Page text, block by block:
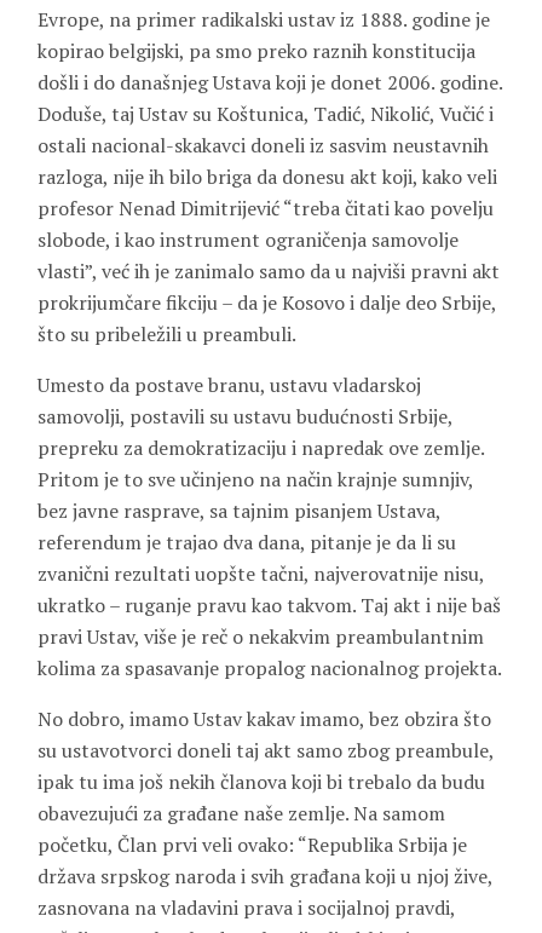
Evrope, na primer radikalski ustav iz 1888. godine je
kopirao belgijski, pa smo preko raznih konstitucija
došli i do današnjeg Ustava koji je donet 2006. godine.
Doduše, taj Ustav su Koštunica, Tadić, Nikolić, Vučić i
ostali nacional-skakavci doneli iz sasvim neustavnih
razloga, nije ih bilo briga da donesu akt koji, kako veli
profesor Nenad Dimitrijević “treba čitati kao povelju
slobode, i kao instrument ograničenja samovolje
vlasti”, već ih je zanimalo samo da u najviši pravni akt
prokrijumčare fikciju – da je Kosovo i dalje deo Srbije,
što su pribeležili u preambuli.
Umesto da postave branu, ustavu vladarskoj
samovolji, postavili su ustavu budućnosti Srbije,
prepreku za demokratizaciju i napredak ove zemlje.
Pritom je to sve učinjeno na način krajnje sumnjiv,
bez javne rasprave, sa tajnim pisanjem Ustava,
referendum je trajao dva dana, pitanje je da li su
zvanični rezultati uopšte tačni, najverovatnije nisu,
ukratko – ruganje pravu kao takvom. Taj akt i nije baš
pravi Ustav, više je reč o nekakvim preambulantnim
kolima za spasavanje propalog nacionalnog projekta.
No dobro, imamo Ustav kakav imamo, bez obzira što
su ustavotvorci doneli taj akt samo zbog preambule,
ipak tu ima još nekih članova koji bi trebalo da budu
obavezujući za građane naše zemlje. Na samom
početku, Član prvi veli ovako: “Republika Srbija je
država srpskog naroda i svih građana koji u njoj žive,
zasnovana na vladavini prava i socijalnoj pravdi,